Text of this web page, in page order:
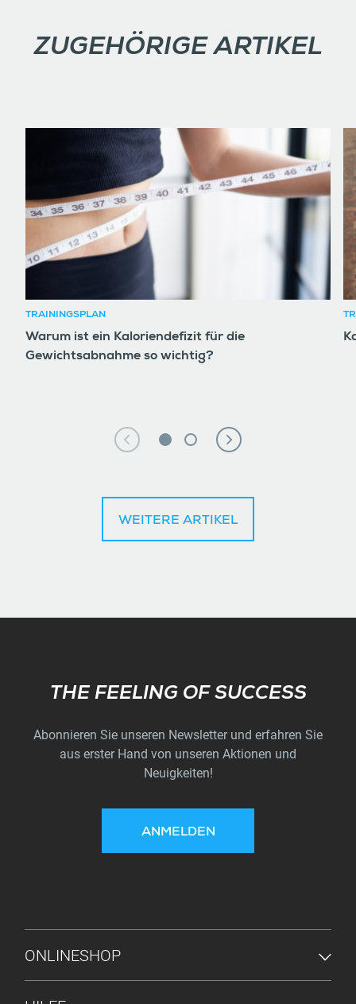
ZUGEHÖRIGE ARTIKEL
TRAININGSPLAN
Warum ist ein Kaloriendefizit für die
Gewichtsabnahme so wichtig?
WEITERE ARTIKEL
Subscribe
THE FEELING OF SUCCESS
Abonnieren Sie unseren Newsletter und erfahren Sie
aus erster Hand von unseren Aktionen und
Neuigkeiten!
ANMELDEN
FUSSZEILENMENÜ
ONLINESHOP